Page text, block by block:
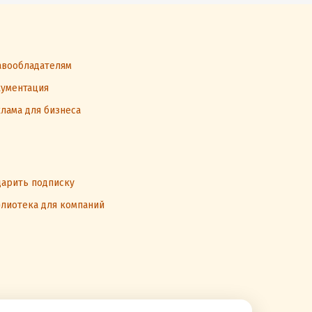
для бизнеса
подписку
для компаний